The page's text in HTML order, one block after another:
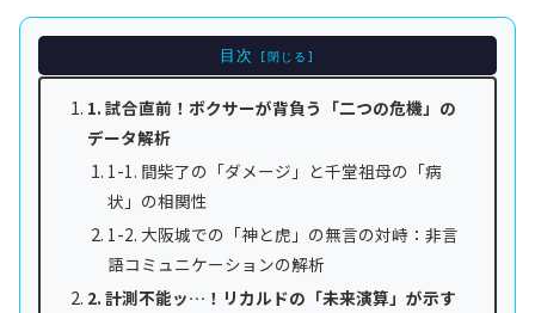
目次
1. 試合直前！ボクサーが背負う「二つの危機」の
データ解析
1-1. 間柴了の「ダメージ」と千堂祖母の「病
状」の相関性
1-2. 大阪城での「神と虎」の無言の対峙：非言
語コミュニケーションの解析
2. 計測不能ッ…！リカルドの「未来演算」が示す